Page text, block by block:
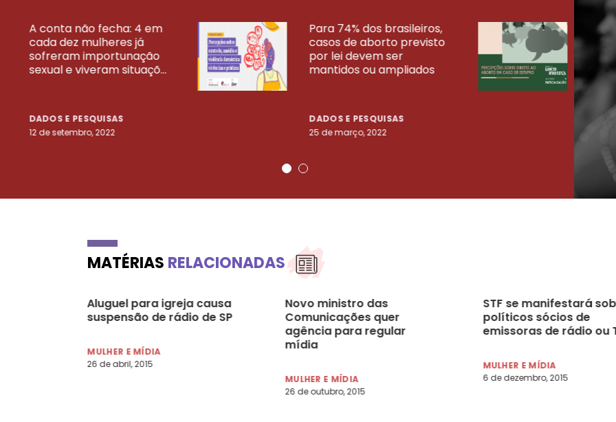
A conta não fecha: 4 em
cada dez mulheres já
sofreram importunação
sexual e viveram situaçõ...
DADOS E PESQUISAS
12 de setembro, 2022
Para 74% dos brasileiros,
casos de aborto previsto
por lei devem ser
mantidos ou ampliados
DADOS E PESQUISAS
25 de março, 2022
23
VEJA MAIS PESQUISAS
MATÉRIAS RELACIONADAS
Aluguel para igreja causa
suspensão de rádio de SP
MULHER E MÍDIA
26 de abril, 2015
Novo ministro das
Comunicações quer
agência para regular
mídia
MULHER E MÍDIA
26 de outubro, 2015
STF se manifestará
políticos sócios de
emissoras de rádio ou
MULHER E MÍDIA
6 de dezembro, 2015